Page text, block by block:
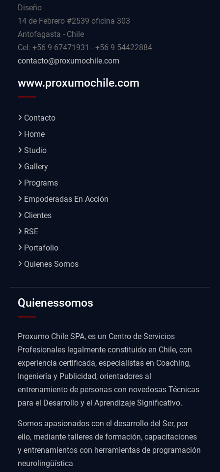
Diseño
14 de Febrero #2539 oficina 303
Antofagasta - Chile
Cel: +56 9 67471931 - +56 9 54422884
contacto@proxumochile.com
www.proxumochile.com
Contacto
Home
Studio
Gallery
Programs
Empoderadas En Acción
Clientes
RSE
Portafolio
Quienes Somos
Quienessomos
Proxumo Chile SPA, es un Centro de Servicios
Profesionales legalmente constituido en Chile, con
experiencia certificada, especialistas en Coaching,
Ingeniería y Publicidad, orientadores al
entrenamiento de personas con novedosas Técnicas
para el Desarrollo y el Aprendizaje Significativo.
Somos apasionados con el desarrollo del Ser, por
ello, mediante talleres de formación, capacitaciones
y entrenamientos con herramientas de programación
neurolingüística